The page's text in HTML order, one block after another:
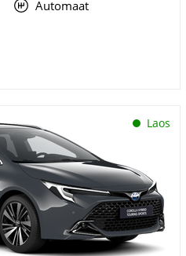
Automaat
Laos